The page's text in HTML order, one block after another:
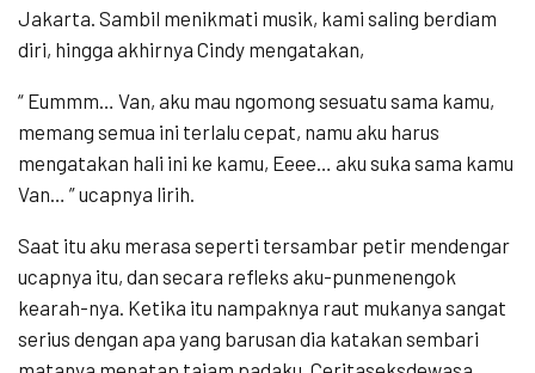
Jakarta. Sambil menikmati musik, kami saling berdiam
diri, hingga akhirnya Cindy mengatakan,
“ Eummm… Van, aku mau ngomong sesuatu sama kamu,
memang semua ini terlalu cepat, namu aku harus
mengatakan hali ini ke kamu, Eeee… aku suka sama kamu
Van… ” ucapnya lirih.
Saat itu aku merasa seperti tersambar petir mendengar
ucapnya itu, dan secara refleks aku-punmenengok
kearah-nya. Ketika itu nampaknya raut mukanya sangat
serius dengan apa yang barusan dia katakan sembari